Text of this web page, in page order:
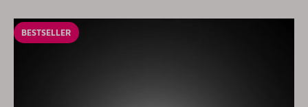
BESTSELLER